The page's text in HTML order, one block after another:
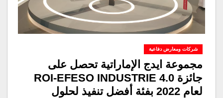
شركات ومعارض دفاعية
مجموعة ايدج الإماراتية تحصل على
جائزة ROI-EFESO INDUSTRIE 4.0
لعام 2022 بفئة أفضل تنفيذ لحلول